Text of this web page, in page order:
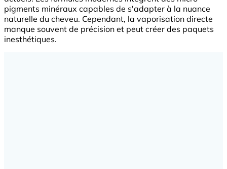
pigments minéraux capables de s'adapter à la nuance
naturelle du cheveu. Cependant, la vaporisation directe
manque souvent de précision et peut créer des paquets
inesthétiques.